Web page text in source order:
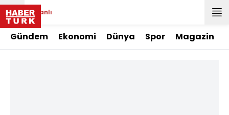
Canlı
Gündem Ekonomi Dünya Spor Magazin